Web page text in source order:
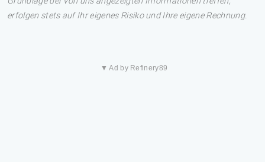
erfolgen stets auf Ihr eigenes Risiko und Ihre eigene Rechnung.
▼ Ad by Refinery89